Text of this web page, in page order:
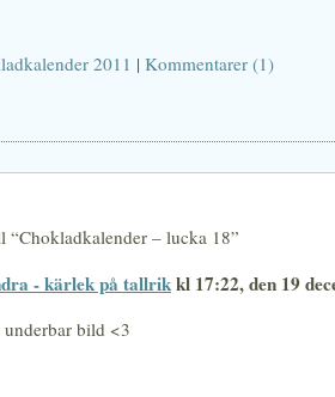
2011 | Kommentarer (1)
“Chokladkalender – lucka 18”
- kärlek på tallrikkl 17:22, den 19
bild <3